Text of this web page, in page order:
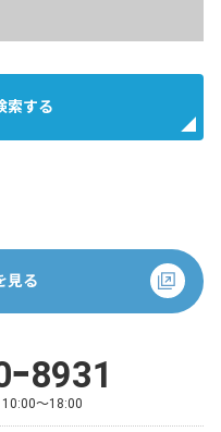
索する
見る
8931
～18:00